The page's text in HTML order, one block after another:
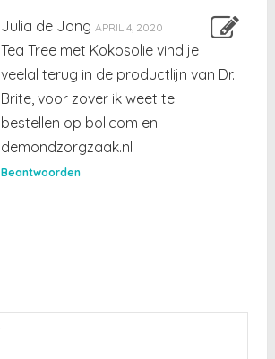
Julia de Jong APRIL 4, 2020
Tea Tree met Kokosolie vind je
veelal terug in de productlijn van Dr.
Brite, voor zover ik weet te
bestellen op bol.com en
demondzorgzaak.nl
Beantwoorden